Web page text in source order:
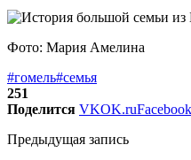
Фото: Мария Амелина
#гомель#семья
251
Поделится VKOK.ruFacebook
Предыдущая запись